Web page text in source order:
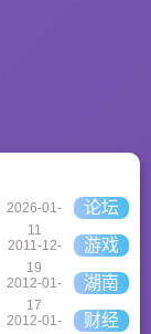
2026-01-
11
论坛
2011-12-
19
游戏
2012-01-
17
湖南
2012-01-
财经